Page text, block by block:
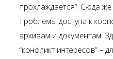
прохлаждается”. Сюда
проблемы доступа к
архивам и документам.
“конфликт интересов” –